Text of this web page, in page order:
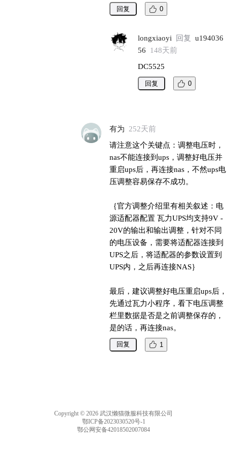
回复 0
longxiaoyi 回复
u194036
56
148天前
DC5525
回复 0
有为
252天前
请注意这个关键点：调整电压时，
nas不能连接到ups，调整好电压并
重启ups后，再连接nas，不然ups电
压调整容易保存不成功。
｛官方调整介绍里有相关叙述：电
源适配器配置 瓦力UPS均支持9V -
20V的输出和输出调整，针对不同
的电压设备，需要将适配器连接到
UPS之后，将适配器的参数设置到
UPS内，之后再连接NAS｝
最后，建议调整好电压重启ups后，
先通过瓦力小程序，看下电压调整
栏里数据是否是之前调整保存的，
是的话，再连接nas。
回复 1
Copyright © 2026 武汉懒猫微服科技有限公司
鄂ICP备2023030520号-1
鄂公网安备42018502007084